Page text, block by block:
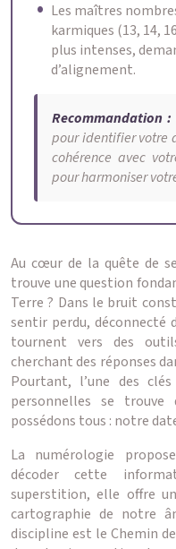
Les maîtres
karmiques (13, 14,
plus intenses,
d’alignement.
Recommandation :
pour identifier votre
cohérence avec
pour harmoniser
Au cœur de la quête de
trouve une question
Terre ? Dans le bruit
sentir perdu, déconnecté
tournent vers des
cherchant des réponses
Pourtant, l’une des
personnelles se
possédons tous : notre
La numérologie
décoder cette
superstition, elle offre
cartographie de notre
discipline est le Chemin